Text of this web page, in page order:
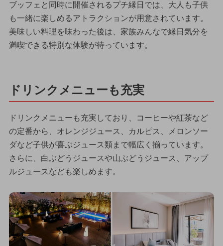
ブッフェと同時に開催されるプチ縁日では、大人も子供
も一緒に楽しめるアトラクションが用意されています。
美味しい料理を味わった後は、家族みんなで縁日気分を
満喫できる特別な体験が待っています。
ドリンクメニューも充実
ドリンクメニューも充実しており、コーヒーや紅茶など
の定番から、オレンジジュース、カルピス、メロンソー
ダなど子供が喜ぶジュース類まで幅広く揃っています。
さらに、白ぶどうジュースや山ぶどうジュース、アップ
ルジュースなども楽しめます。